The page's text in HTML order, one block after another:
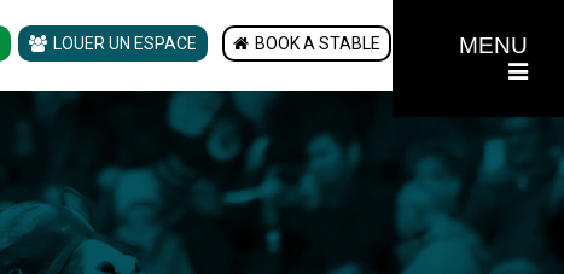
MENU
LOUER UN ESPACE BOOK A STABLE